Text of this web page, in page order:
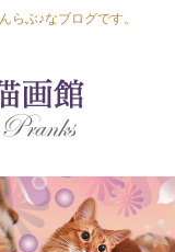
らぶ♪なブログです。